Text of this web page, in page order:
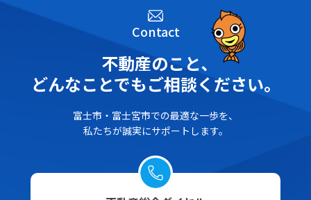
Contact
不動産のこと､
どんなことでもご相談ください。
富士市・富士宮市での最適な一歩を、
私たちが誠実にサポートします。